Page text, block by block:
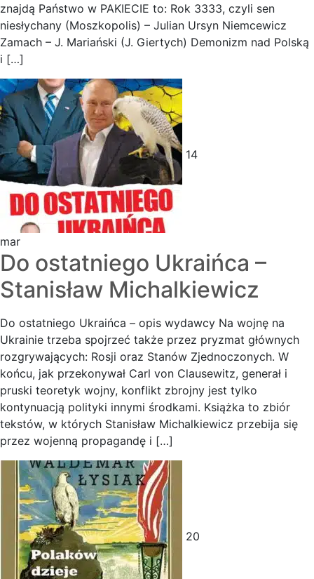
znajdą Państwo w PAKIECIE to: Rok 3333, czyli sen
niesłychany (Moszkopolis) – Julian Ursyn Niemcewicz
Zamach – J. Mariański (J. Giertych) Demonizm nad Polską
i […]
14
mar
Do ostatniego Ukraińca –
Stanisław Michalkiewicz
Do ostatniego Ukraińca – opis wydawcy Na wojnę na
Ukrainie trzeba spojrzeć także przez pryzmat głównych
rozgrywających: Rosji oraz Stanów Zjednoczonych. W
końcu, jak przekonywał Carl von Clausewitz, generał i
pruski teoretyk wojny, konflikt zbrojny jest tylko
kontynuacją polityki innymi środkami. Książka to zbiór
tekstów, w których Stanisław Michalkiewicz przebija się
przez wojenną propagandę i […]
20